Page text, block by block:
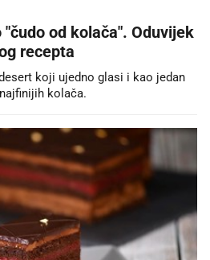
od kolača". Oduvijek
recepta
koji ujedno glasi i kao jedan
kolača.